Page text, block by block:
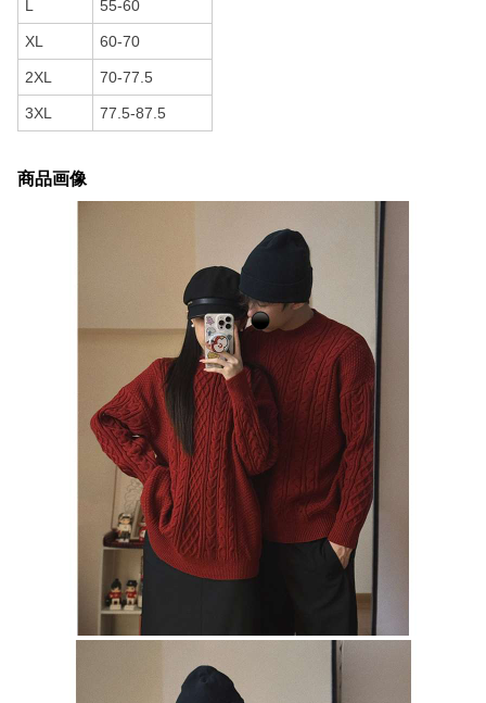
L 55-60
XL 60-70
2XL 70-77.5
3XL 77.5-87.5
商品画像